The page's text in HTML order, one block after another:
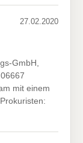
27.02.2020
GmbH,
mit einem